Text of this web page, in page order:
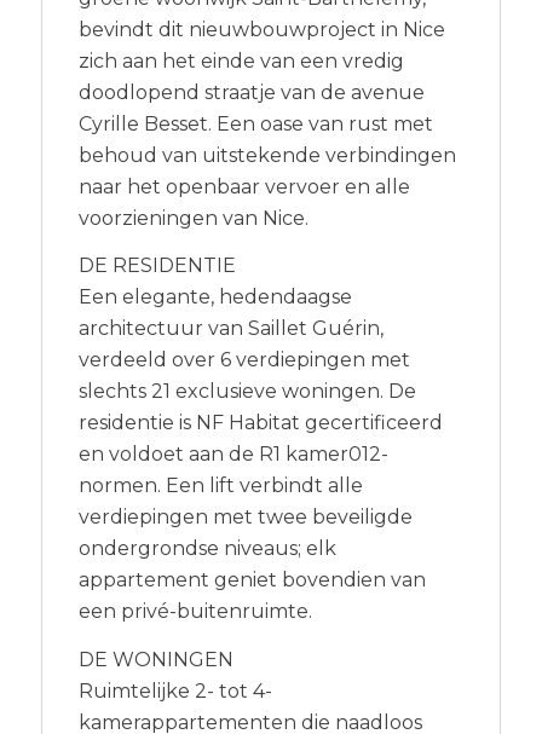
bevindt dit nieuwbouwproject in Nice
zich aan het einde van een vredig
doodlopend straatje van de avenue
Cyrille Besset. Een oase van rust met
behoud van uitstekende verbindingen
naar het openbaar vervoer en alle
voorzieningen van Nice.
DE RESIDENTIE
Een elegante, hedendaagse
architectuur van Saillet Guérin,
verdeeld over 6 verdiepingen met
slechts 21 exclusieve woningen. De
residentie is NF Habitat gecertificeerd
en voldoet aan de R1 kamer012-
normen. Een lift verbindt alle
verdiepingen met twee beveiligde
ondergrondse niveaus; elk
appartement geniet bovendien van
een privé-buitenruimte.
DE WONINGEN
Ruimtelijke 2- tot 4-
kamerappartementen die naadloos